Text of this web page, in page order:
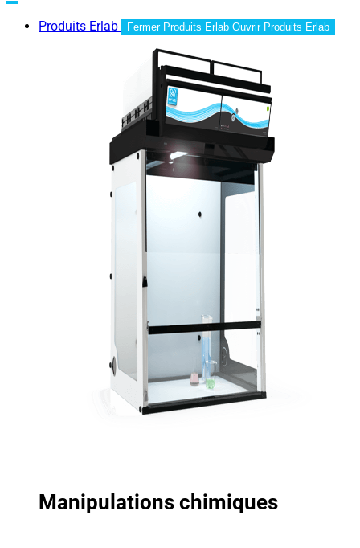
Produits Erlab Fermer Produits Erlab Ouvrir Produits Erlab
Manipulations chimiques